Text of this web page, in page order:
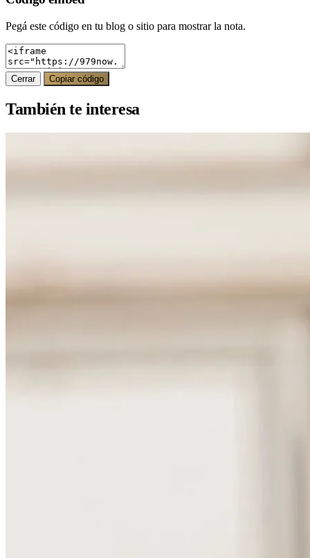
Pegá este código en tu blog o sitio para mostrar la nota.
Cerrar Copiar código
También te interesa